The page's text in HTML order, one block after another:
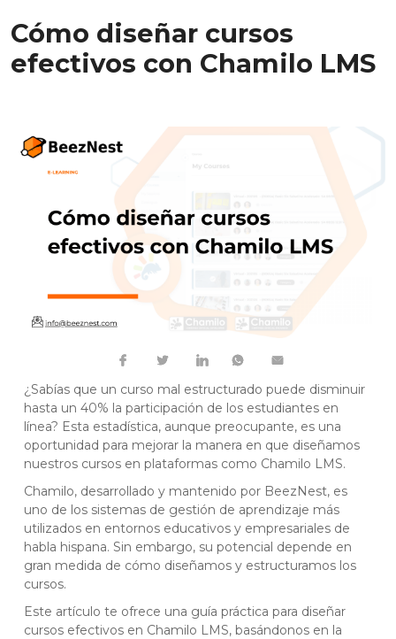
Cómo diseñar cursos
efectivos con Chamilo LMS
¿Sabías que un curso mal estructurado puede disminuir
hasta un 40% la participación de los estudiantes en
línea? Esta estadística, aunque preocupante, es una
oportunidad para mejorar la manera en que diseñamos
nuestros cursos en plataformas como Chamilo LMS.
Chamilo, desarrollado y mantenido por BeezNest, es
uno de los sistemas de gestión de aprendizaje más
utilizados en entornos educativos y empresariales de
habla hispana. Sin embargo, su potencial depende en
gran medida de cómo diseñamos y estructuramos los
cursos.
Este artículo te ofrece una guía práctica para diseñar
cursos efectivos en Chamilo LMS, basándonos en la